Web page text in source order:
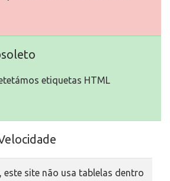
etiquetas HTML
este site não usa tablelas dentro